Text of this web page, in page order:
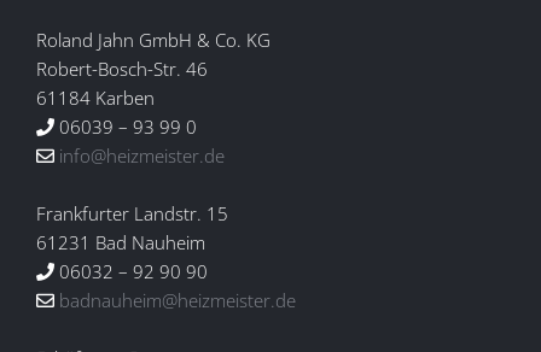
Roland Jahn GmbH & Co. KG
Robert-Bosch-Str. 46
61184 Karben
06039 – 93 99 0
info@heizmeister.de
Frankfurter Landstr. 15
61231 Bad Nauheim
06032 – 92 90 90
badnauheim@heizmeister.de